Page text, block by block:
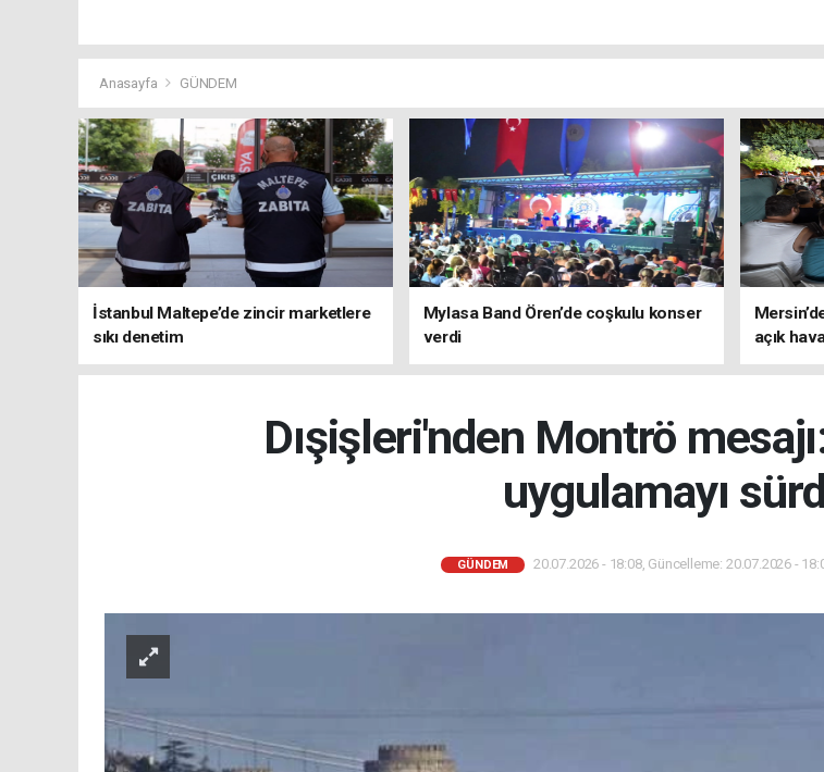
Anasayfa GÜNDEM
İstanbul Maltepe’de zincir marketlere
sıkı denetim
Mylasa Band Ören’de coşkulu konser
verdi
açık
Dışişleri'nden Montrö
uygulamayı
GÜNDEM 20.07.2026 - 18:08, Güncelleme: 20.07.2026 -